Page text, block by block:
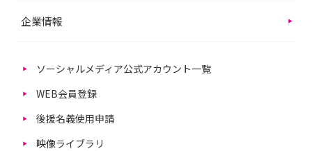
企業情報
ソーシャルメディア公式アカウント一覧
WEB会員登録
後援名義使用申請
映像ライブラリ